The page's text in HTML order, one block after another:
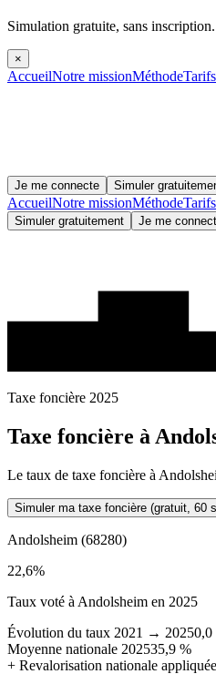
Simulation gratuite, sans inscription.
×
AccueilNotre missionMéthodeTarifs
Je me connecte Simuler
AccueilNotre missionMéthodeTarifs
Simuler gratuitement Je me
Taxe foncière 2025
Taxe foncière à
Le taux de taxe foncière à
Simuler ma taxe foncière (gratuit, 60
Andolsheim (68280)
22,6%
Taux voté à Andolsheim en 2025
Évolution du taux 2021 → 20250,0
Moyenne nationale 202535,9 %
+ Revalorisation nationale